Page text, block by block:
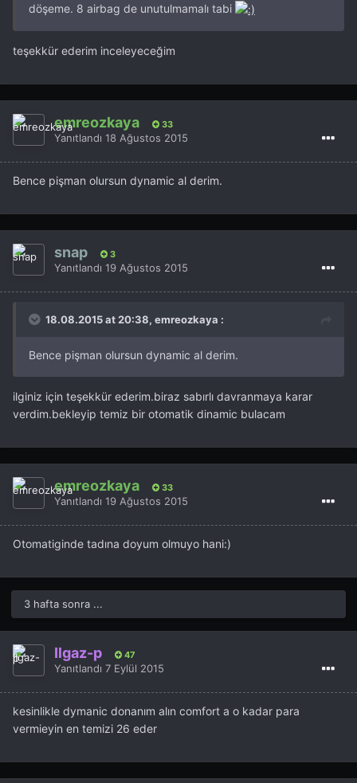
döşeme. 8 airbag de unutulmamalı tabi
teşekkür ederim inceleyeceğim
emreozkaya 33
Yanıtlandı 18 Ağustos 2015
Bence pişman olursun dynamic al derim.
snap 3
Yanıtlandı 19 Ağustos 2015
18.08.2015 at 20:38, emreozkaya :
Bence pişman olursun dynamic al derim.
ilginiz için teşekkür ederim.biraz sabırlı davranmaya karar
verdim.bekleyip temiz bir otomatik dinamic bulacam
emreozkaya 33
Yanıtlandı 19 Ağustos 2015
Otomatiginde tadına doyum olmuyo hani:)
3 hafta sonra ...
Ilgaz-p 47
Yanıtlandı 7 Eylül 2015
kesinlikle dymanic donanım alın comfort a o kadar para
vermieyin en temizi 26 eder